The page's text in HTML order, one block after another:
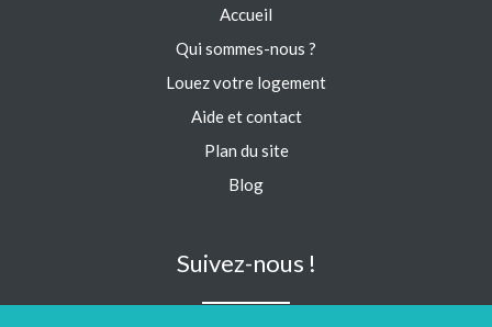
Accueil
Qui sommes-nous ?
Louez votre logement
Aide et contact
Plan du site
Blog
Suivez-nous !